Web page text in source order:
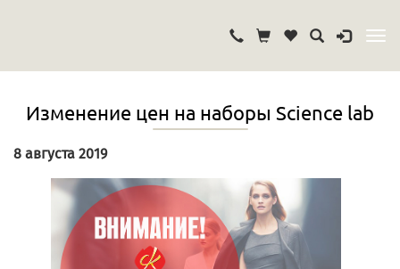
Изменение цен на наборы Science lab
8 августа 2019